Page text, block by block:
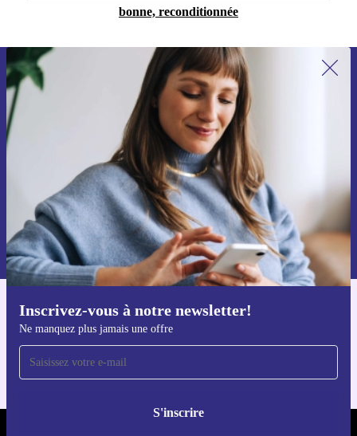
bonne, reconditionnée
Inscrivez-vous à notre newsletter!
Ne manquez plus jamais une offre
S'inscrire
Recevoir offres et infos de refurbed
par mail
Ne manquez plus aucune offre.
S'inscrire
Retrouvez les informations sur l'utilisation des données personnelles
dans notre
politique de confidentialité.
Téléchargez l'application refurbed
Pour iOS et Android